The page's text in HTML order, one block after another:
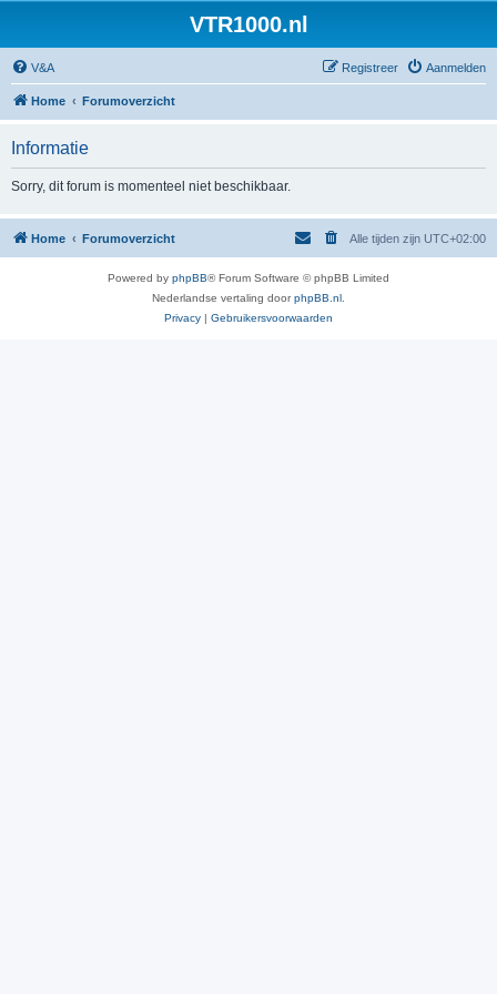
VTR1000.nl
V&A Aanmelden
Registreer
Home Forumoverzicht
Informatie
Sorry, dit forum is momenteel niet beschikbaar.
Home Forumoverzicht Alle tijden zijn UTC+02:00
Powered by phpBB® Forum Software © phpBB Limited
Nederlandse vertaling doorphpBB.nl
Privacy | Gebruikersvoorwaarden